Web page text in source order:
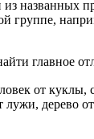
названных
группе,
главное
от куклы,
лужи, дерево